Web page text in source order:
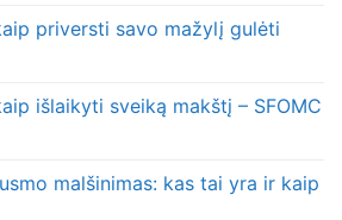
priversti savo mažylį gulėti
išlaikyti sveiką makštį – SFOMC
malšinimas: kas tai yra ir kaip